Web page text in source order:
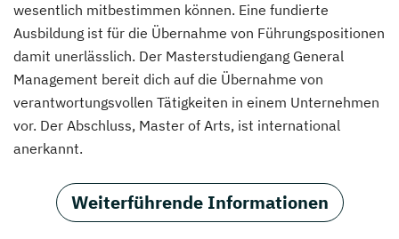
wesentlich mitbestimmen können. Eine fundierte
Ausbildung ist für die Übernahme von Führungspositionen
damit unerlässlich. Der Masterstudiengang General
Management bereit dich auf die Übernahme von
verantwortungsvollen Tätigkeiten in einem Unternehmen
vor. Der Abschluss, Master of Arts, ist international
anerkannt.
Weiterführende Informationen